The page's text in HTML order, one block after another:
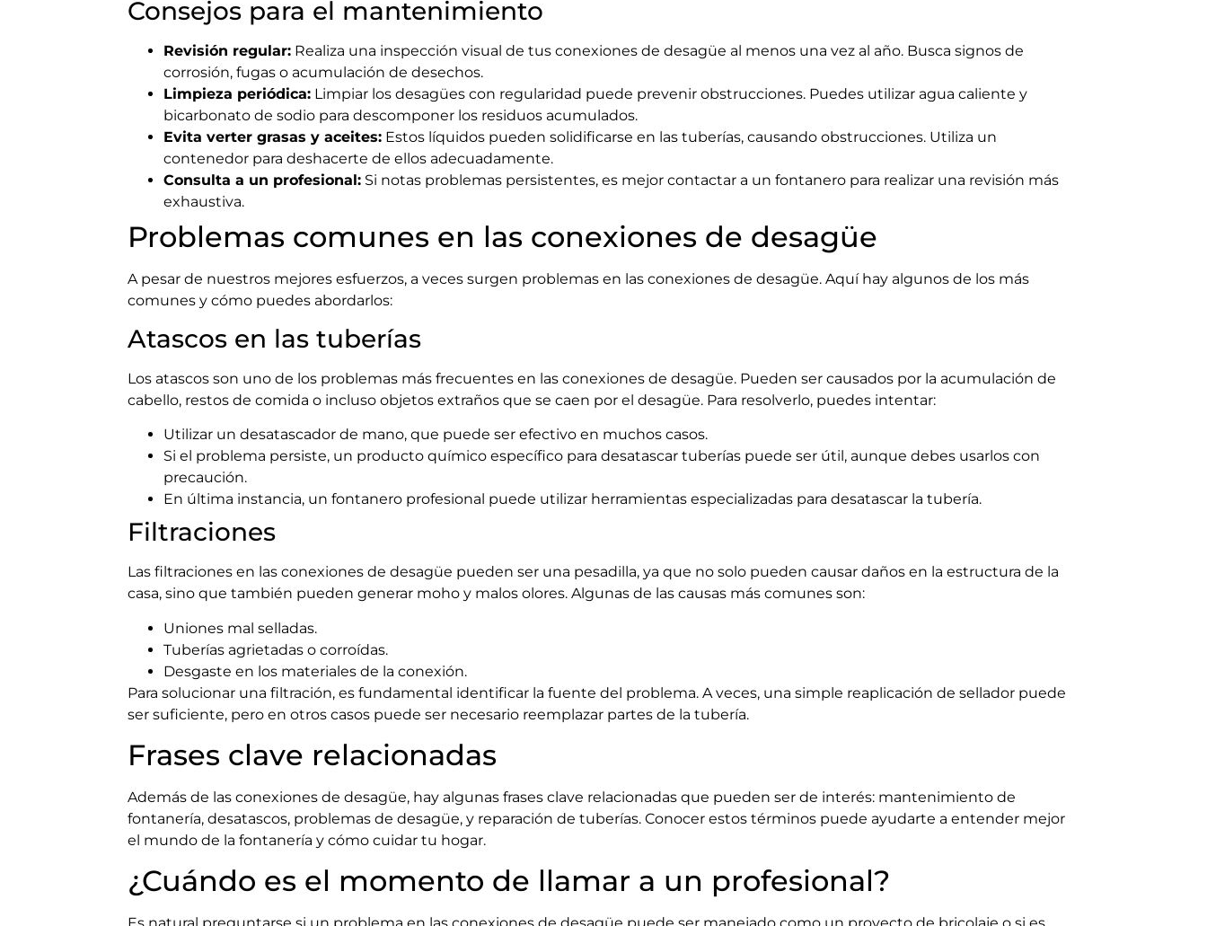
Consejos para el mantenimiento
Revisión regular: Realiza una inspección visual de tus conexiones de desagüe al menos una vez al año. Busca signos de
corrosión, fugas o acumulación de desechos.
Limpieza periódica: Limpiar los desagües con regularidad puede prevenir obstrucciones. Puedes utilizar agua caliente y
bicarbonato de sodio para descomponer los residuos acumulados.
Evita verter grasas y aceites: Estos líquidos pueden solidificarse en las tuberías, causando obstrucciones. Utiliza un
contenedor para deshacerte de ellos adecuadamente.
Consulta a un profesional: Si notas problemas persistentes, es mejor contactar a un fontanero para realizar una revisión más
exhaustiva.
Problemas comunes en las conexiones de desagüe
A pesar de nuestros mejores esfuerzos, a veces surgen problemas en las conexiones de desagüe. Aquí hay algunos de los más
comunes y cómo puedes abordarlos:
Atascos en las tuberías
Los atascos son uno de los problemas más frecuentes en las conexiones de desagüe. Pueden ser causados por la acumulación de
cabello, restos de comida o incluso objetos extraños que se caen por el desagüe. Para resolverlo, puedes intentar:
Utilizar un desatascador de mano, que puede ser efectivo en muchos casos.
Si el problema persiste, un producto químico específico para desatascar tuberías puede ser útil, aunque debes usarlos con
precaución.
En última instancia, un fontanero profesional puede utilizar herramientas especializadas para desatascar la tubería.
Filtraciones
Las filtraciones en las conexiones de desagüe pueden ser una pesadilla, ya que no solo pueden causar daños en la estructura de la
casa, sino que también pueden generar moho y malos olores. Algunas de las causas más comunes son:
Uniones mal selladas.
Tuberías agrietadas o corroídas.
Desgaste en los materiales de la conexión.
Para solucionar una filtración, es fundamental identificar la fuente del problema. A veces, una simple reaplicación de sellador puede
ser suficiente, pero en otros casos puede ser necesario reemplazar partes de la tubería.
Frases clave relacionadas
Además de las conexiones de desagüe, hay algunas frases clave relacionadas que pueden ser de interés: mantenimiento de
fontanería, desatascos, problemas de desagüe, y reparación de tuberías. Conocer estos términos puede ayudarte a entender mejor
el mundo de la fontanería y cómo cuidar tu hogar.
¿Cuándo es el momento de llamar a un profesional?